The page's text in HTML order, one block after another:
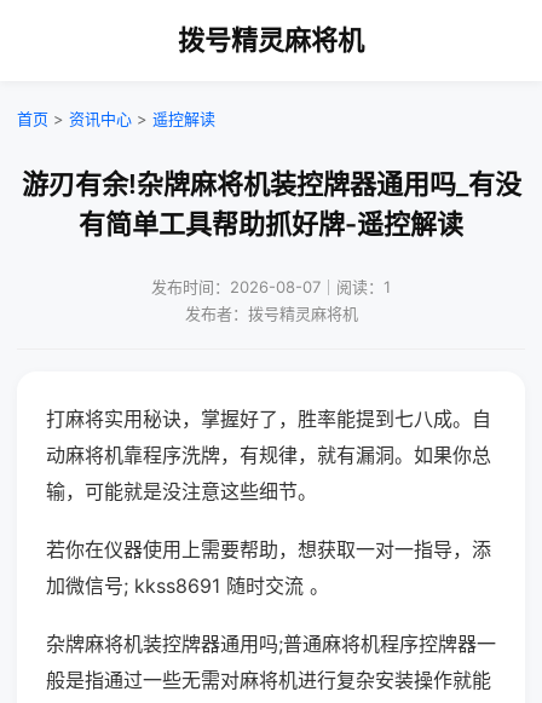
拨号精灵麻将机
首页 > 资讯中心 > 遥控解读
游刃有余!杂牌麻将机装控牌器通用吗_有没
有简单工具帮助抓好牌-遥控解读
发布时间：2026-08-07｜阅读：1
发布者：拨号精灵麻将机
打麻将实用秘诀，掌握好了，胜率能提到七八成。自
动麻将机靠程序洗牌，有规律，就有漏洞。如果你总
输，可能就是没注意这些细节。
若你在仪器使用上需要帮助，想获取一对一指导，添
加微信号; kkss8691 随时交流 。
杂牌麻将机装控牌器通用吗;普通麻将机程序控牌器一
般是指通过一些无需对麻将机进行复杂安装操作就能